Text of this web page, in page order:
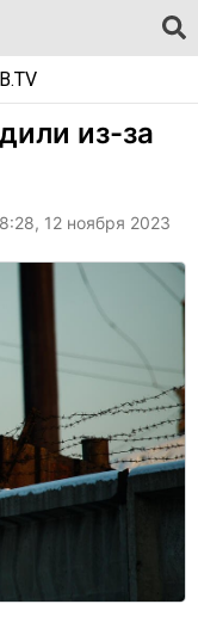
из-за
12 ноября 2023